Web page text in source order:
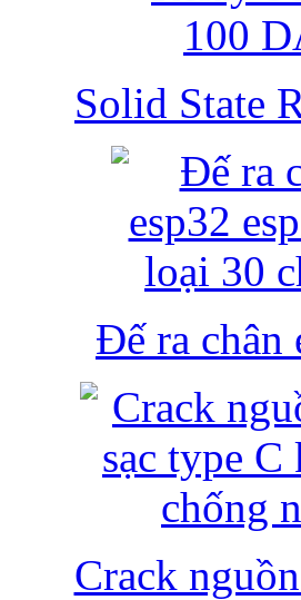
Solid State
Đế ra chân
Crack